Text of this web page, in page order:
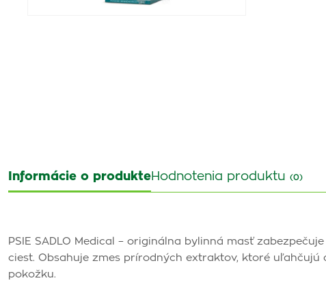
Informácie o produkteHodnotenia produktu (0)
PSIE SADLO Medical – originálna bylinná masť
ciest. Obsahuje zmes prírodných extraktov, ktoré
pokožku.